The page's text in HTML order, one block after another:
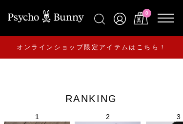
0
オンラインショップ限定アイテムはこちら！
RANKING